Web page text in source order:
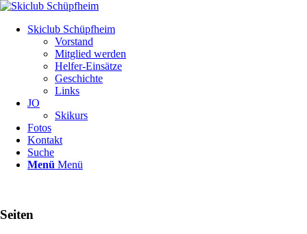
Skiclub Schüpfheim
Vorstand
Mitglied werden
Helfer-Einsätze
Geschichte
Links
JO
Skikurs
Fotos
Kontakt
Suche
Menü Menü
Seiten